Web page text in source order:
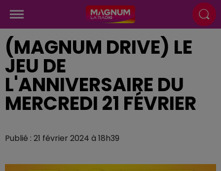
(MAGNUM DRIVE) LE
JEU DE
L'ANNIVERSAIRE DU
MERCREDI 21 FÉVRIER
Publié : 21 février 2024 à 18h39